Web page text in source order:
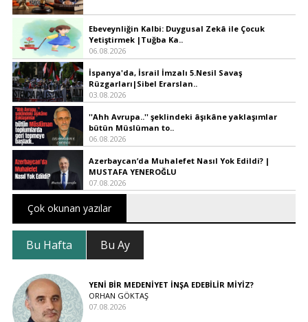
Ebeveynliğin Kalbi: Duygusal Zekâ ile Çocuk
Yetiştirmek |Tuğba Ka..
06.08.2026
İspanya'da, İsrail İmzalı 5.Nesil Savaş
Rüzgarları|Sibel Erarslan..
03.08.2026
''Ahh Avrupa..'' şeklindeki âşıkâne yaklaşımlar
bütün Müslüman to..
06.08.2026
Azerbaycan’da Muhalefet Nasıl Yok Edildi? |
MUSTAFA YENEROĞLU
07.08.2026
Çok okunan yazılar
Bu Hafta Bu Ay
YENİ BİR MEDENİYET İNŞA EDEBİLİR MİYİZ?
ORHAN GÖKTAŞ
07.08.2026